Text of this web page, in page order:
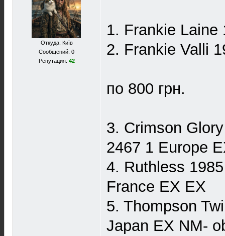
Откуда: Київ
Сообщений: 0
Репутация: 42
1. Frankie Laine
2. Frankie Valli
по 800 грн.
3. Crimson
2467 1 Europe
4. Ruthless
France EX EX
5. Thompson
Japan EX NM-